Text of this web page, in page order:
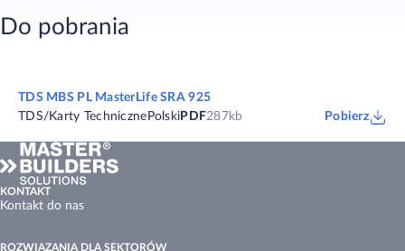
Do pobrania
TDS MBS PL MasterLife SRA 925
TDS/Karty Techniczne Polski PDF287kb Pobierz
KONTAKT
Kontakt do nas
ROZWIĄZANIA DLA SEKTORÓW